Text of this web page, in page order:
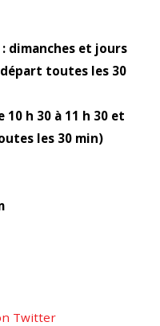
dimanches et jours
toutes les 30
h 30 à 11 h 30 et
les 30 min)
Twitter